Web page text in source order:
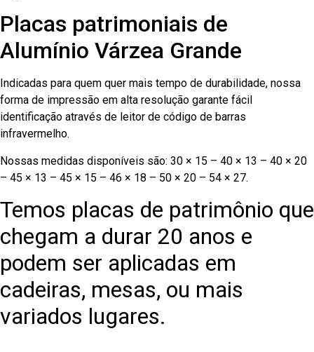
Placas patrimoniais de
Alumínio Várzea Grande
Indicadas para quem quer mais tempo de durabilidade, nossa
forma de impressão em alta resolução garante fácil
identificação através de leitor de código de barras
infravermelho.
Nossas medidas disponíveis são: 30 × 15 – 40 × 13 – 40 × 20
– 45 × 13 – 45 × 15 – 46 × 18 – 50 × 20 – 54 × 27.
Temos placas de patrimônio que
chegam a durar 20 anos e
podem ser aplicadas em
cadeiras, mesas, ou mais
variados lugares.